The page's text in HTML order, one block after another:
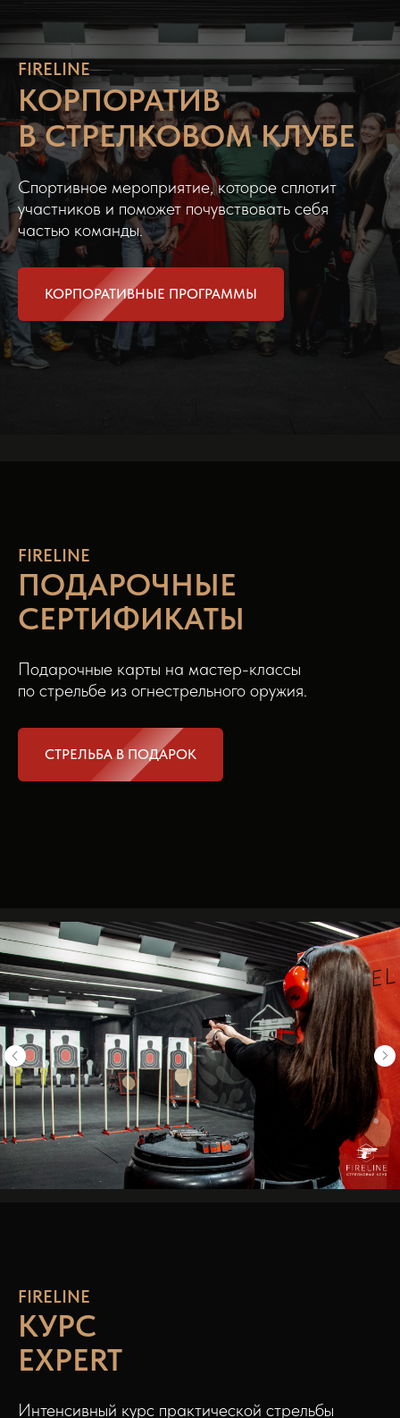
FIRELINE
КОРПОРАТИВ
В СТРЕЛКОВОМ КЛУБЕ
Спортивное мероприятие, которое сплотит
участников и поможет почувствовать себя
частью команды.
КОРПОРАТИВНЫЕ ПРОГРАММЫ
FIRELINE
ПОДАРОЧНЫЕ
СЕРТИФИКАТЫ
Подарочные карты на мастер-классы
по стрельбе из огнестрельного оружия.
СТРЕЛЬБА В ПОДАРОК
FIRELINE
КУРС
EXPERT
Интенсивный курс практической стрельбы